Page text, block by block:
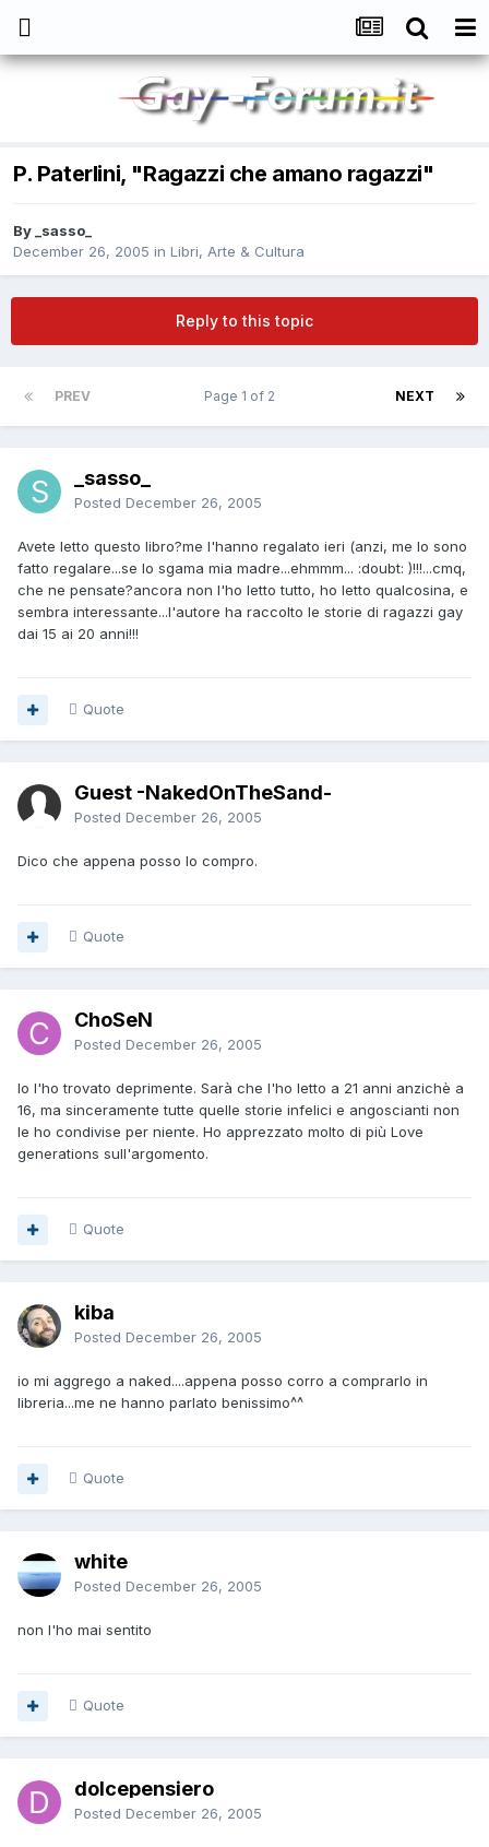
P. Paterlini, "Ragazzi che amano ragazzi"
By_sasso_
December 26, 2005 in Libri, Arte & Cultura
Reply to this topic
PREV NEXT
Page 1 of 2
_sasso_
Posted December 26, 2005
Avete letto questo libro?me l'hanno regalato ieri (anzi, me lo sono
fatto regalare...se lo sgama mia madre...ehmmm... :doubt: )!!!...cmq,
che ne pensate?ancora non l'ho letto tutto, ho letto qualcosina, e
sembra interessante...l'autore ha raccolto le storie di ragazzi gay
dai 15 ai 20 anni!!!
Quote
Guest -NakedOnTheSand-
Posted December 26, 2005
Dico che appena posso lo compro.
Quote
ChoSeN
Posted December 26, 2005
Io l'ho trovato deprimente. Sarà che l'ho letto a 21 anni anzichè a
16, ma sinceramente tutte quelle storie infelici e angoscianti non
le ho condivise per niente. Ho apprezzato molto di più Love
generations sull'argomento.
Quote
kiba
Posted December 26, 2005
io mi aggrego a naked....appena posso corro a comprarlo in
libreria...me ne hanno parlato benissimo^^
Quote
white
Posted December 26, 2005
non l'ho mai sentito
Quote
dolcepensiero
Posted December 26, 2005